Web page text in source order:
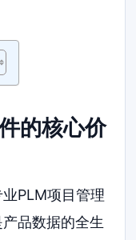
的核心价
PLM项目管理
品数据的全生